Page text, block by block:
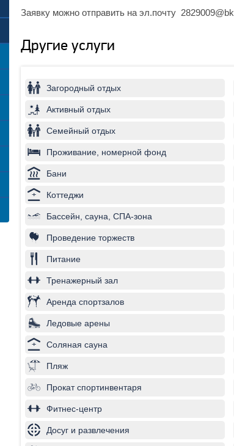
Заявку можно отправить на эл.почту
Другие услуги
Загородный отдых
Активный отдых
Семейный отдых
Проживание, номерной фонд
Бани
Коттеджи
Бассейн, сауна, СПА-зона
Проведение торжеств
Питание
Тренажерный зал
Аренда спортзалов
Ледовые арены
Соляная сауна
Пляж
Прокат спортинвентаря
Фитнес-центр
Досуг и развлечения